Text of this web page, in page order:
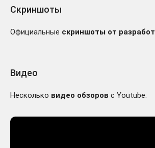
Скриншоты
Официальные скриншоты от
Видео
Несколько видео обзоров с Youtube: